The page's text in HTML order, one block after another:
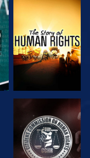
MŰSORNÉZÉS
MŰSORNÉZÉS